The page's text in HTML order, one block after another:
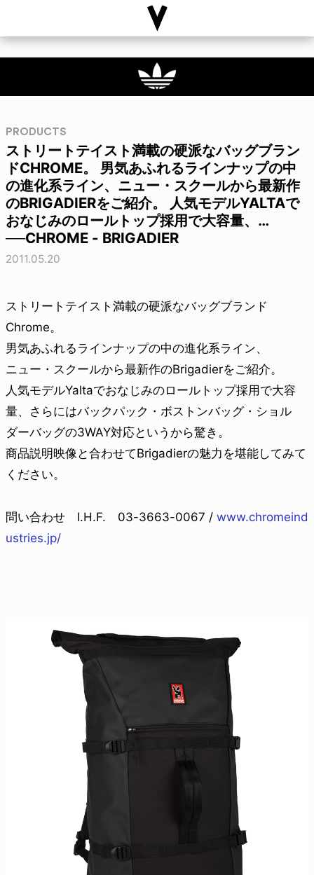
PRODUCTS
ストリートテイスト満載の硬派なバッグブラン
ドCHROME。 男気あふれるラインナップの中
の進化系ライン、ニュー・スクールから最新作
のBRIGADIERをご紹介。 人気モデルYALTAで
おなじみのロールトップ採用で大容量、…
──CHROME - BRIGADIER
2011.05.20
ストリートテイスト満載の硬派なバッグブランド
Chrome。
男気あふれるラインナップの中の進化系ライン、
ニュー・スクールから最新作のBrigadierをご紹介。
人気モデルYaltaでおなじみのロールトップ採用で大容
量、さらにはバックパック・ボストンバッグ・ショル
ダーバッグの3WAY対応というから驚き。
商品説明映像と合わせてBrigadierの魅力を堪能してみて
ください。
問い合わせ I.H.F. 03-3663-0067 / www.chromeind
ustries.jp/